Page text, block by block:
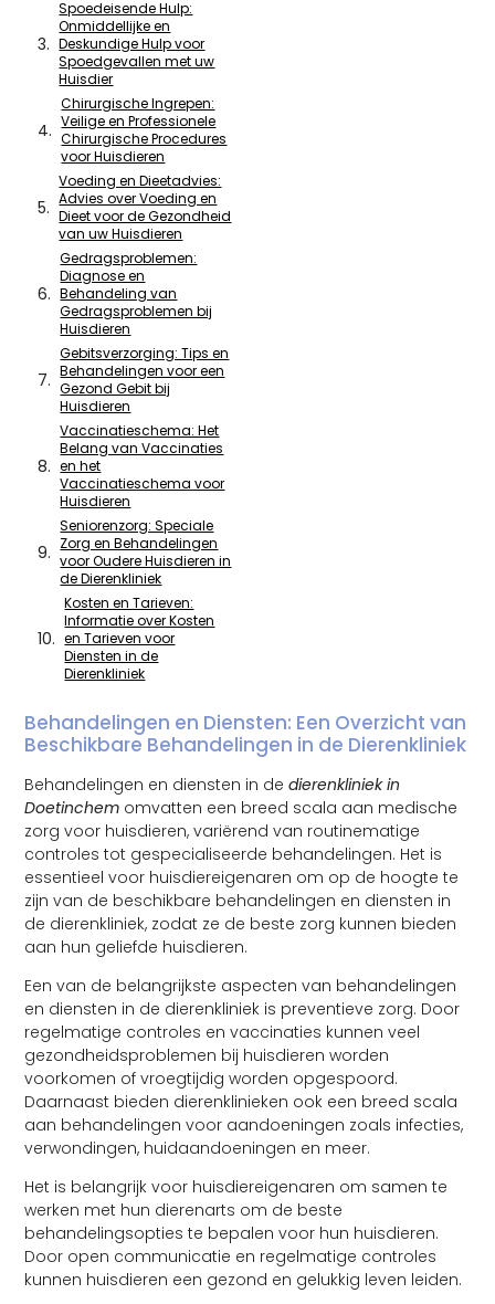
Spoedeisende Hulp:
Onmiddellijke en
Deskundige Hulp voor
Spoedgevallen met uw
Huisdier
Chirurgische Ingrepen:
Veilige en Professionele
Chirurgische Procedures
voor Huisdieren
Voeding en Dieetadvies:
Advies over Voeding en
Dieet voor de Gezondheid
van uw Huisdieren
Gedragsproblemen:
Diagnose en
Behandeling van
Gedragsproblemen bij
Huisdieren
Gebitsverzorging: Tips en
Behandelingen voor een
Gezond Gebit bij
Huisdieren
Vaccinatieschema: Het
Belang van Vaccinaties
en het
Vaccinatieschema voor
Huisdieren
Seniorenzorg: Speciale
Zorg en Behandelingen
voor Oudere Huisdieren in
de Dierenkliniek
Kosten en Tarieven:
Informatie over Kosten
en Tarieven voor
Diensten in de
Dierenkliniek
Behandelingen en Diensten: Een Overzicht van
Beschikbare Behandelingen in de Dierenkliniek
Behandelingen en diensten in dedierenkliniek in
Doetinchem omvatten een breed scala aan medische
zorg voor huisdieren, variërend van routinematige
controles tot gespecialiseerde behandelingen. Het is
essentieel voor huisdiereigenaren om op de hoogte te
zijn van de beschikbare behandelingen en diensten in
de dierenkliniek, zodat ze de beste zorg kunnen bieden
aan hun geliefde huisdieren.
Een van de belangrijkste aspecten van behandelingen
en diensten in de dierenkliniek is preventieve zorg. Door
regelmatige controles en vaccinaties kunnen veel
gezondheidsproblemen bij huisdieren worden
voorkomen of vroegtijdig worden opgespoord.
Daarnaast bieden dierenklinieken ook een breed scala
aan behandelingen voor aandoeningen zoals infecties,
verwondingen, huidaandoeningen en meer.
Het is belangrijk voor huisdiereigenaren om samen te
werken met hun dierenarts om de beste
behandelingsopties te bepalen voor hun huisdieren.
Door open communicatie en regelmatige controles
kunnen huisdieren een gezond en gelukkig leven leiden.